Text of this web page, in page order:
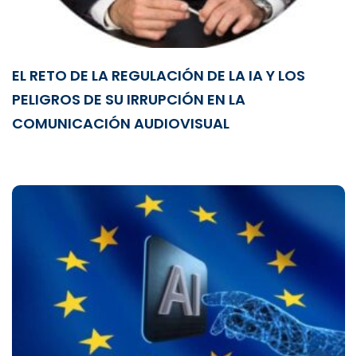
EL RETO DE LA REGULACIÓN DE LA IA Y LOS
PELIGROS DE SU IRRUPCIÓN EN LA
COMUNICACIÓN AUDIOVISUAL